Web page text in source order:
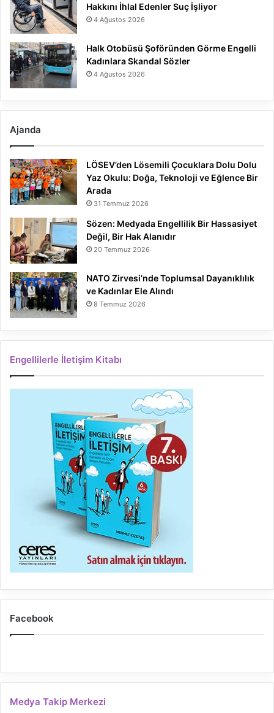
Hakkını İhlal Edenler Suç İşliyor
4 Ağustos 2026
Halk Otobüsü Şoföründen Görme Engelli
Kadınlara Skandal Sözler
4 Ağustos 2026
Ajanda
LÖSEV’den Lösemili Çocuklara Dolu Dolu
Yaz Okulu: Doğa, Teknoloji ve Eğlence Bir
Arada
31 Temmuz 2026
Sözen: Medyada Engellilik Bir Hassasiyet
Değil, Bir Hak Alanıdır
20 Temmuz 2026
NATO Zirvesi’nde Toplumsal Dayanıklılık
ve Kadınlar Ele Alındı
8 Temmuz 2026
Engellilerle İletişim Kitabı
Facebook
Medya Takip Merkezi